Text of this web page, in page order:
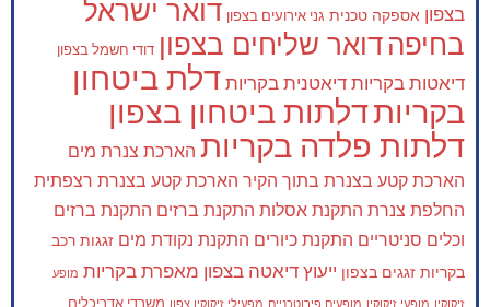
בצפון אספקה טכנית גני אירועים בצפון דואר ישראל
בחיפה דואר שליחים בצפון דודי חשמל בצפון
דיאטות בקריות דיאטנית בקריות דלת ביטחון
בקריותדלתות ביטחון בצפון
דלתות פלדה בקריות הארכת צנרת מים
הארכת קטע בצנרת בתוך הקיר הארכת קטע בצנרת רצפתית
החלפת צנרת התקנת אסלות התקנת ברזים התקנת ברזים
וכלים סניטריים התקנת כיורים התקנת נקודת מים זגגות רכב
בקריות זגגים בצפון ייעוץ דיאטה בצפון מאפרת בקריות מופע
זיקוקין מופעי זיקוקין מופעים פירוטכניים מפעילי זיקוקין צפון משרדי אדריכלים